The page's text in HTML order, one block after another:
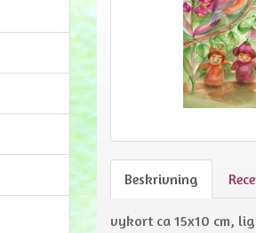
Beskrivning
vykort ca 15x10 cm,